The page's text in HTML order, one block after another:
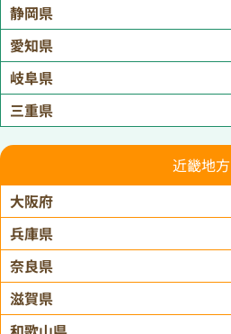
静岡県
愛知県
岐阜県
三重県
近畿地方
大阪府
兵庫県
奈良県
滋賀県